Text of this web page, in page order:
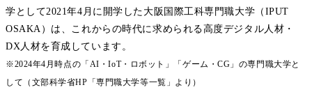
学として2021年4月に開学した大阪国際工科専門職大学（IPUT
OSAKA）は、これからの時代に求められる高度デジタル人材・
DX人材を育成しています。
※2024年4月時点の「AI・IoT・ロボット」「ゲーム・CG」の専門職大学と
して（文部科学省HP「専門職大学等一覧」より）